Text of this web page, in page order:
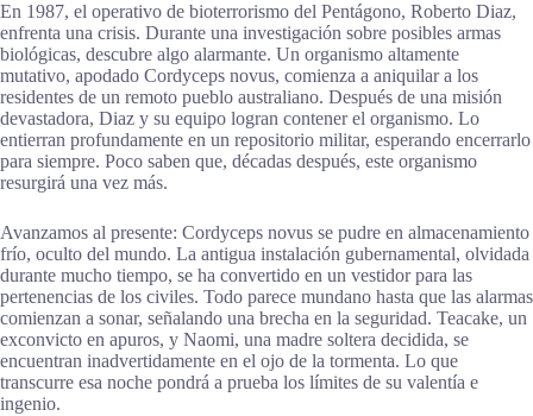
En 1987, el operativo de bioterrorismo del Pentágono, Roberto Diaz,
enfrenta una crisis. Durante una investigación sobre posibles armas
biológicas, descubre algo alarmante. Un organismo altamente
mutativo, apodado Cordyceps novus, comienza a aniquilar a los
residentes de un remoto pueblo australiano. Después de una misión
devastadora, Diaz y su equipo logran contener el organismo. Lo
entierran profundamente en un repositorio militar, esperando encerrarlo
para siempre. Poco saben que, décadas después, este organismo
resurgirá una vez más.
Avanzamos al presente: Cordyceps novus se pudre en almacenamiento
frío, oculto del mundo. La antigua instalación gubernamental, olvidada
durante mucho tiempo, se ha convertido en un vestidor para las
pertenencias de los civiles. Todo parece mundano hasta que las alarmas
comienzan a sonar, señalando una brecha en la seguridad. Teacake, un
exconvicto en apuros, y Naomi, una madre soltera decidida, se
encuentran inadvertidamente en el ojo de la tormenta. Lo que
transcurre esa noche pondrá a prueba los límites de su valentía e
ingenio.